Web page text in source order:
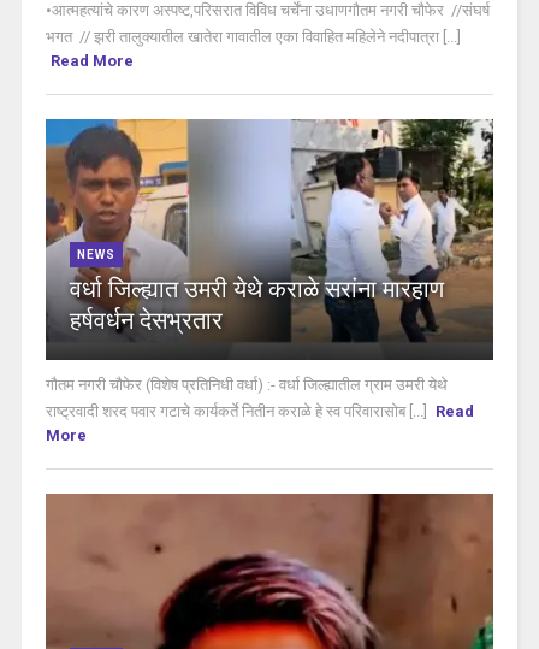
•आत्महत्यांचे कारण अस्पष्ट,परिसरात विविध चर्चेंना उधाणगौतम नगरी चौफेर //संघर्ष
भगत // झरी तालुक्यातील खातेरा गावातील एका विवाहित महिलेने नदीपात्रा [...]
Read More
NEWS
वर्धा जिल्ह्यात उमरी येथे कराळे सरांना मारहाण
हर्षवर्धन देसभ्रतार
गौतम नगरी चौफेर (विशेष प्रतिनिधी वर्धा) :- वर्धा जिल्ह्यातील ग्राम उमरी येथे
राष्ट्रवादी शरद पवार गटाचे कार्यकर्ते नितीन कराळे हे स्व परिवारासोब [...]
Read
More